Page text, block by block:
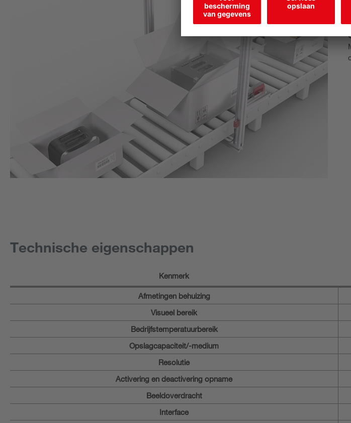
Technische eigenschappen
Kenmerk
Afmetingen behuizing
Visueel bereik
Bedrijfstemperatuurbereik
Opslagcapaciteit/-medium
Resolutie
Activering en deactivering opname
Beeldoverdracht
Interface